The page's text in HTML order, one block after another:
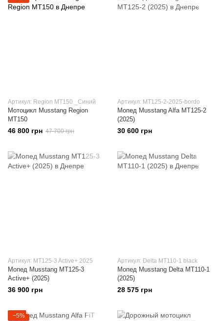
Артикул: Region МТ150 _Синий
Мотоцикл Musstang Region
МТ150
46 800 грн 47 700 грн
Артикул: MT125-2-2025-bordo
Мопед Musstang Alfa MT125-2
(2025)
30 600 грн
Артикул: MT125-3 Active+ 2025
Мопед Musstang MT125-3
Active+ (2025)
36 900 грн
Артикул: Delta MT110-1 black
Мопед Musstang Delta MT110-1
(2025)
28 575 грн
−5%